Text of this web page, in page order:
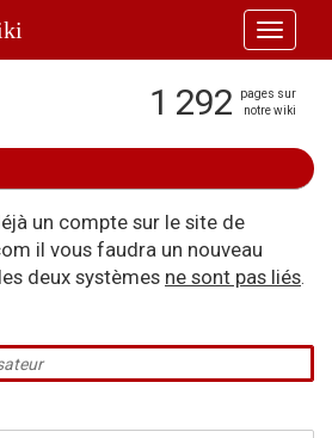
Toggle
1 292
pages sur
notre wiki
un compte sur le site de
il vous faudra un nouveau
deux systèmes ne sont pas liés.